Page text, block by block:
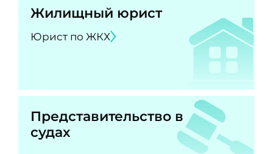
Жилищный юрист
Юрист по ЖКХ
Представительство в
судах